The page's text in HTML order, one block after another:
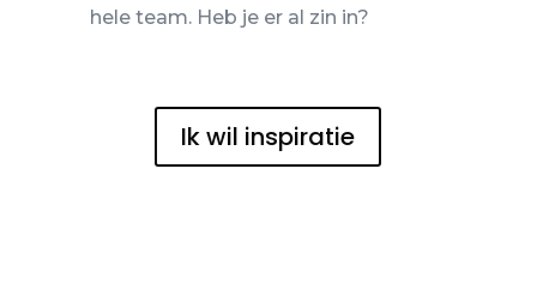
hele team. Heb je er al zin in?
Ik wil inspiratie